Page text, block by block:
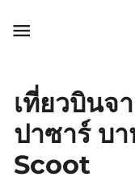

เที่ยวบินจ
ปาซาร์ บ
Scoot